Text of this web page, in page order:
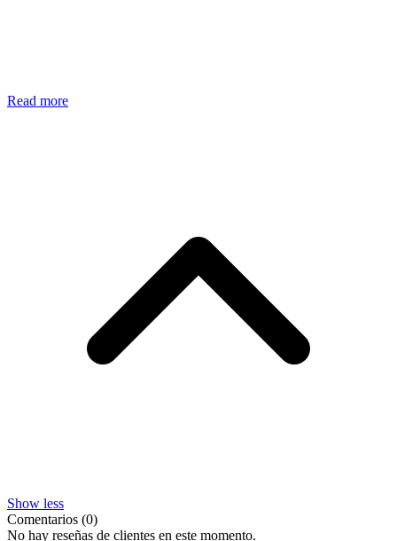
Read more
Show less
Comentarios (0)
No hay reseñas de clientes en este momento.